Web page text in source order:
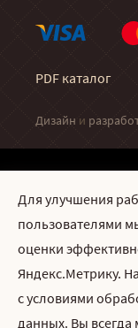
PDF каталог
Дизайн и
Наши бренды:
Для улучшения
пользователями
оценки
Яндекс.Метрику.
с условиями
данных. Вы